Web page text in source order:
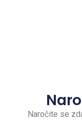
Naročite se